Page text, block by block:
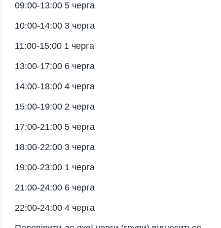
09:00-13:00 5 чергa
10:00-14:00 3 чергa
11:00-15:00 1 чергa
13:00-17:00 6 чергa
14:00-18:00 4 чергa
15:00-19:00 2 чергa
17:00-21:00 5 чергa
18:00-22:00 3 чергa
19:00-23:00 1 чергa
21:00-24:00 6 чергa
22:00-24:00 4 чергa